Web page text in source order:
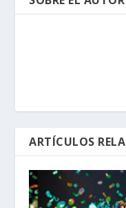
ARTÍCULOS